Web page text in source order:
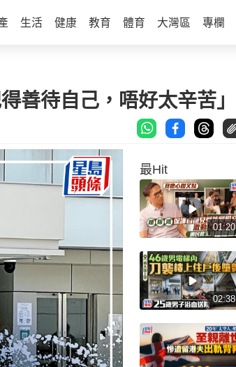
生活 健康 教育 體育 大灣區 專欄
善待自己，唔好太辛苦」
最Hit
01:20
02:38